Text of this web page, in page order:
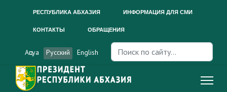
РЕСПУБЛИКА АБХАЗИЯ ИНФОРМАЦИЯ ДЛЯ СМИ
КОНТАКТЫ ОБРАЩЕНИЯ
Аԥсуа Русский English